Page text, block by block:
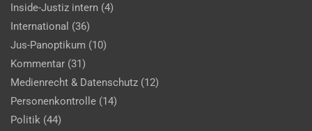
Inside-Justiz intern (4)
International (36)
Jus-Panoptikum (10)
Kommentar (31)
Medienrecht & Datenschutz (12)
Personenkontrolle (14)
Politik (44)